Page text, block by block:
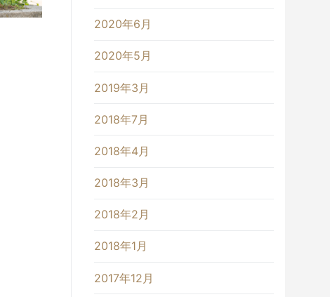
2020年6月
2020年5月
2019年3月
2018年7月
2018年4月
2018年3月
2018年2月
2018年1月
2017年12月